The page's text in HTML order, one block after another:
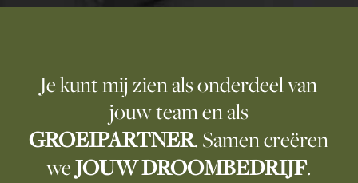
Je kunt mij zien als onderdeel van
jouw team en als
GROEIPARTNER. Samen creëren
weJOUW DROOMBEDRIJF.